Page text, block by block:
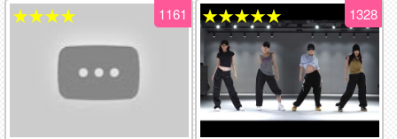
1161
★★★★ 1328
★★★★★